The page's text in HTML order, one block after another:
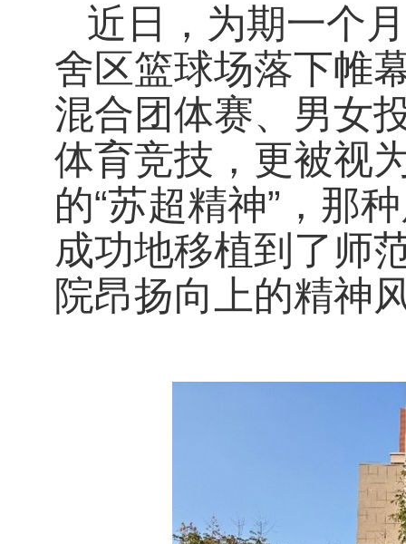
近日，为期一个
舍区篮球场落下帷
混合团体赛、男女
体育竞技，更被视
的“苏超精神”，那
成功地移植到了师
院昂扬向上的精神